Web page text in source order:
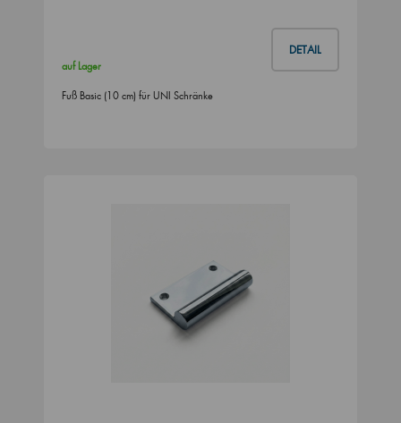
DETAIL
auf Lager
Fuß Basic (10 cm) für UNI Schränke